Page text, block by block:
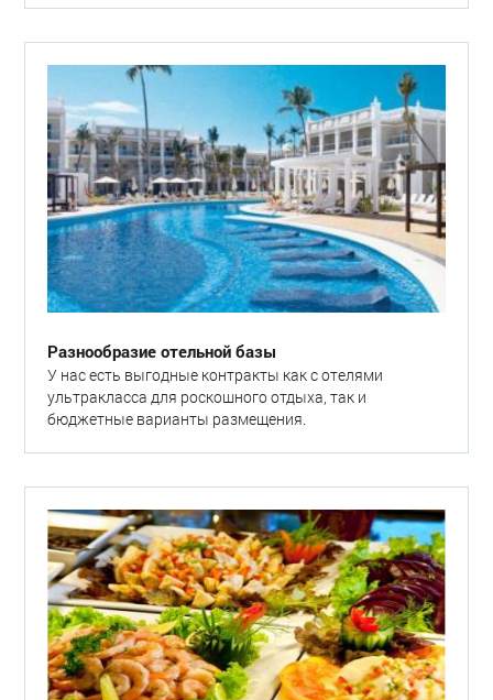
Разнообразие отельной базы
У нас есть выгодные контракты как с отелями
ультракласса для роскошного отдыха, так и
бюджетные варианты размещения.